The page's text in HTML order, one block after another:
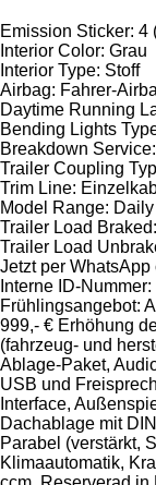
Emission Sticker: 4
Interior Color: Grau
Interior Type: Stoff
Airbag: Fahrer-
Daytime Running
Bending Lights
Breakdown
Trailer Coupling
Trim Line:
Model Range:
Trailer Load
Trailer Load
Jetzt per
Interne ID-Nummer:
Frühlingsangebot:
999,- € Erhöhung
(fahrzeug- und
Ablage-Paket,
USB und
Interface,
Dachablage mit
Parabel (verstärkt,
Klimaautomatik,